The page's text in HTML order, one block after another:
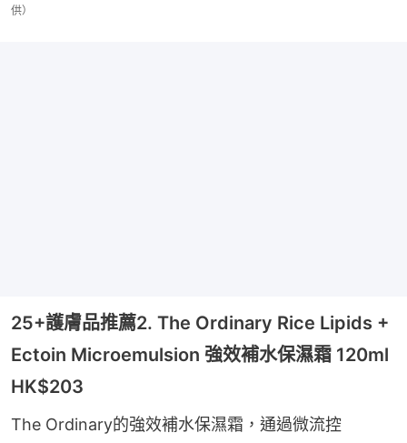
供）
25+護膚品推薦2. The Ordinary Rice Lipids +
Ectoin Microemulsion 強效補水保濕霜 120ml
HK$203
The Ordinary的強效補水保濕霜，通過微流控